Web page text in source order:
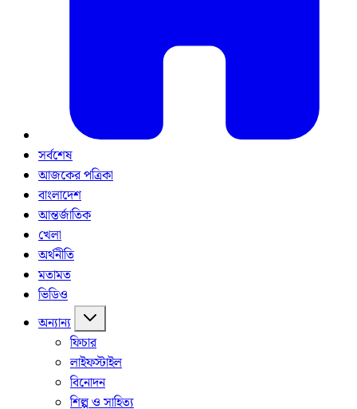
সর্বশেষ
আজকের পত্রিকা
বাংলাদেশ
আন্তর্জাতিক
খেলা
অর্থনীতি
মতামত
ভিডিও
অন্যান্য
ফিচার
লাইফস্টাইল
বিনোদন
শিল্প ও সাহিত্য